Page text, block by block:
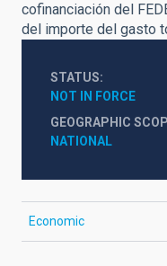
cofinanciación del
del importe del gasto
STATUS
NOT IN FORCE
GEOGRAPHIC
NATIONAL
Economic